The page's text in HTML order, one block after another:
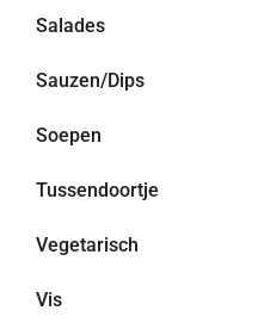
Salades
Sauzen/Dips
Soepen
Tussendoortje
Vegetarisch
Vis